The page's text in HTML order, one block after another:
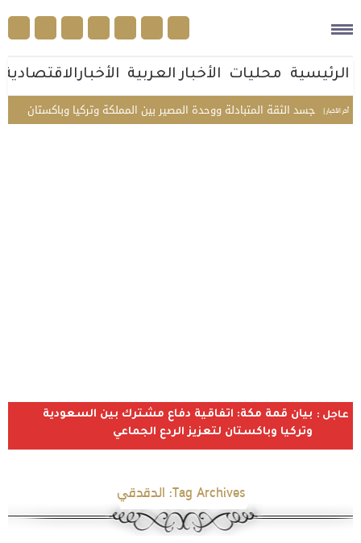
الرئيسية محليات الأخبار العربية الأخبارالاقتصادية
أخر الأخبار |
تجسد الثقة المتبادلة ووحدة المصير بين المملكة وتركيا وباكستان
عاجل : بيان قمة مكة: اتفاقية دفاع مشترك بين السعودية
وتركيا وباكستان لتعزيز الردع الجماعي
Tag Archives: الدقدقي